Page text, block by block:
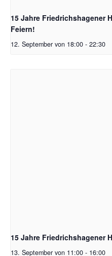
15 Jahre Friedrichshagener
Feiern!
12. September von 18:00 - 22:30
15 Jahre Friedrichshagener
13. September von 11:00 - 16:00